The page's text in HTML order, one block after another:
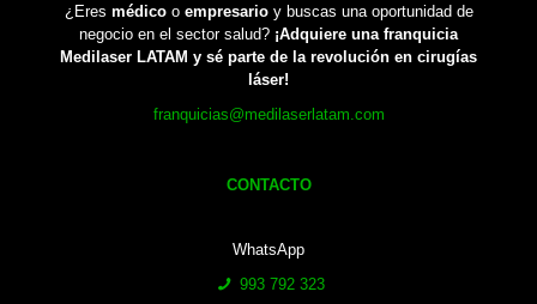
¿Eres médicoo empresarioy buscas una oportunidad de
negocio en el sector salud? ¡Adquiere una franquicia
Medilaser LATAM y sé parte de la revolución en cirugías
láser!
franquicias@medilaserlatam.com
CONTACTO
WhatsApp
993 792 323